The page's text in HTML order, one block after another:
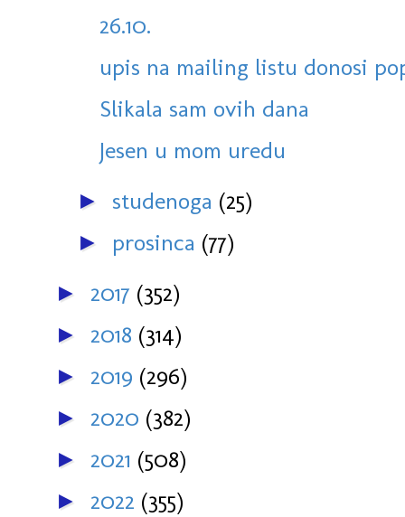
26.10.
upis na mailing listu donosi
Slikala sam ovih dana
Jesen u mom uredu
► studenoga (25)
► prosinca (77)
► 2017 (352)
► 2018 (314)
► 2019 (296)
► 2020 (382)
► 2021 (508)
► 2022 (355)